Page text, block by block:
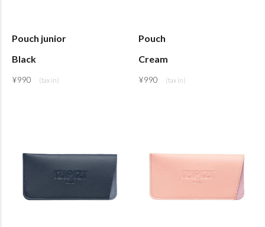
Pouch junior
Black
¥990
Pouch
Cream
¥990